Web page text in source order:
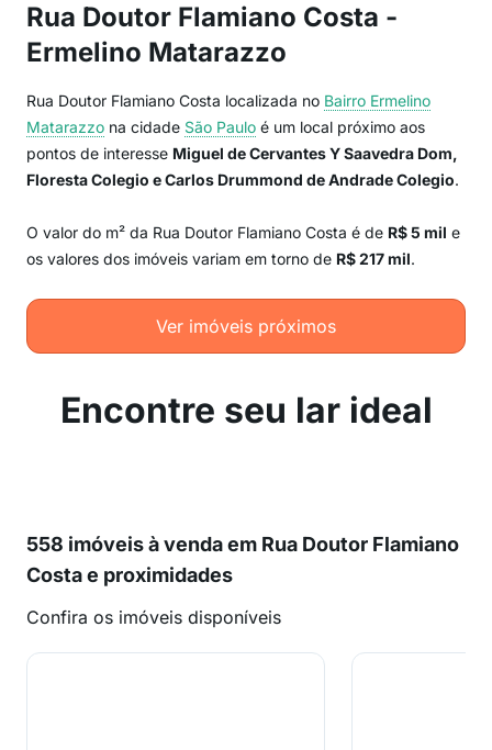
Rua Doutor Flamiano Costa -
Ermelino Matarazzo
Rua Doutor Flamiano Costa localizada no Bairro Ermelino
Matarazzo na cidade São Paulo é um local próximo aos
pontos de interesse Miguel de Cervantes Y Saavedra Dom,
Floresta Colegio e Carlos Drummond de Andrade Colegio.
O valor do m² da Rua Doutor Flamiano Costa é de R$ 5 mil e
os valores dos imóveis variam em torno de R$ 217 mil.
Ver imóveis próximos
Encontre seu lar ideal
558 imóveis à venda em Rua Doutor Flamiano
Costa e proximidades
Confira os imóveis disponíveis